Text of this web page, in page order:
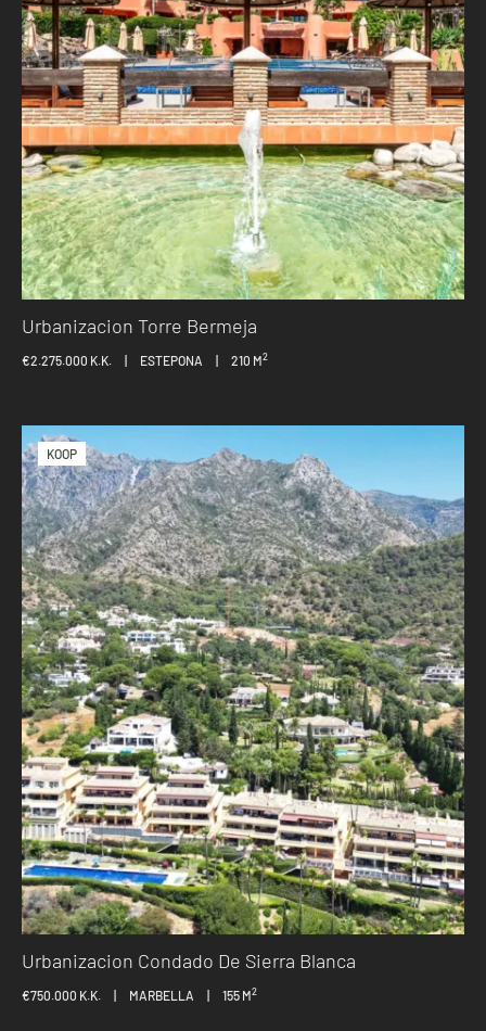
Urbanizacion Torre Bermeja
€2.275.000 K.K. ESTEPONA 210 M2
KOOP
Urbanizacion Condado De Sierra Blanca
€750.000 K.K. MARBELLA 155 M2